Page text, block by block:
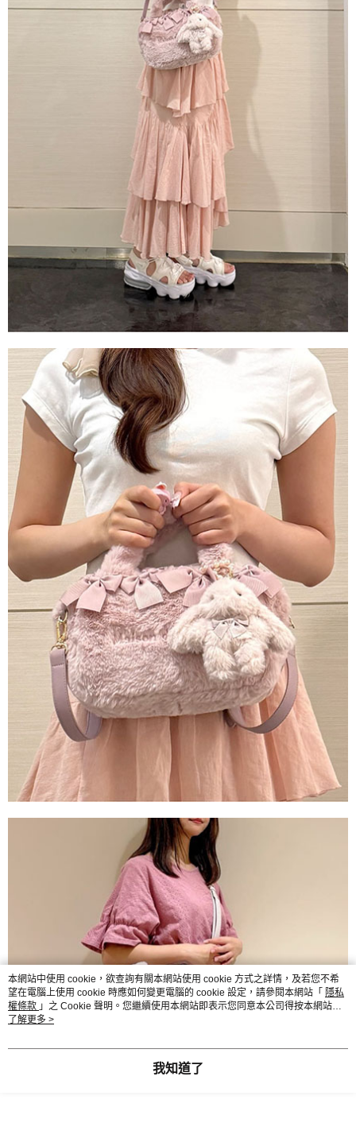
本網站中使用 cookie，欲查詢有關本網站使用 cookie 方式之詳情，及若您不希
望在電腦上使用 cookie 時應如何變更電腦的 cookie 設定，請參閱本網站「 隱私
權條款 」之 Cookie 聲明。您繼續使用本網站即表示您同意本公司得按本網站使
用條款之 Cookie 聲明使用 cookie。
了解更多 >
我知道了